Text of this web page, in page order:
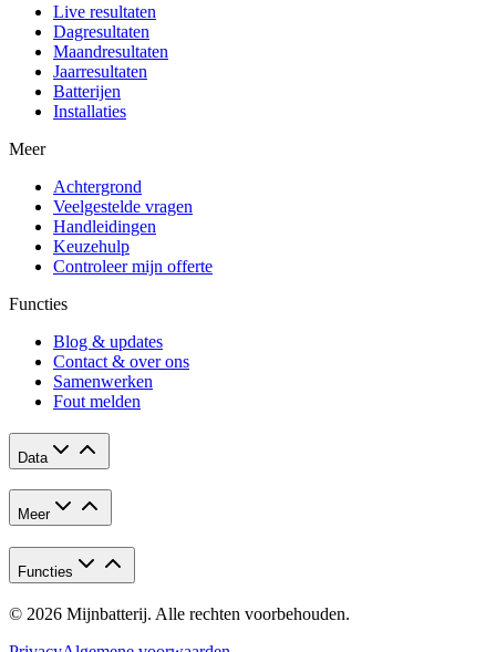
Live resultaten
Dagresultaten
Maandresultaten
Jaarresultaten
Batterijen
Installaties
Meer
Achtergrond
Veelgestelde vragen
Handleidingen
Keuzehulp
Controleer mijn offerte
Functies
Blog & updates
Contact & over ons
Samenwerken
Fout melden
Data
Meer
Functies
© 2026 Mijnbatterij. Alle rechten voorbehouden.